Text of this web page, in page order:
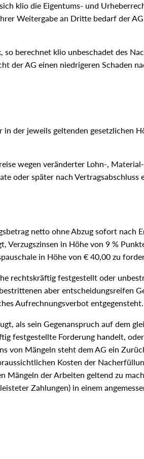
klio die Eigentums- und
Weitergabe an Dritte bedarf der
berechnet klio unbeschadet des
der AG einen niedrigeren Schaden
der jeweils geltenden gesetzlichen
wegen veränderter Lohn-,
oder später nach Vertragsabschluss
netto ohne Abzug sofort nach
Verzugszinsen in Höhe von 9 %
in Höhe von € 40,00 zu
rechtskräftig festgestellt oder
aber entscheidungsreifen
Aufrechnungsverbot entgegensteht.
als sein Gegenanspruch auf dem
festgestellte Forderung handelt,
von Mängeln steht dem AG ein
Kosten der
Mängeln der Arbeiten geltend zu
Zahlungen) in einem